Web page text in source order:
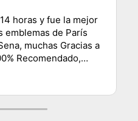
horas y fue la mejor
emblemas de París
muchas Gracias a
Recomendado,